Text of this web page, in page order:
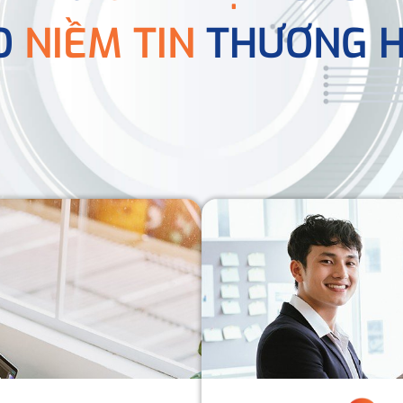
NIỀM TIN THƯƠNG